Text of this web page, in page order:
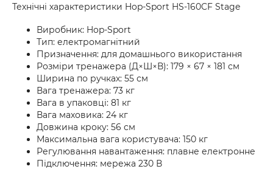
Технічні характеристики Hop-Sport HS-160CF Stage
Виробник: Hop-Sport
Тип: електромагнітний
Призначення: для домашнього використання
Розміри тренажера (Д×Ш×В): 179 × 67 × 181 см
Ширина по ручках: 55 см
Вага тренажера: 73 кг
Вага в упаковці: 81 кг
Вага маховика: 24 кг
Довжина кроку: 56 см
Максимальна вага користувача: 150 кг
Регулювання навантаження: плавне електронне
Підключення: мережа 230 В